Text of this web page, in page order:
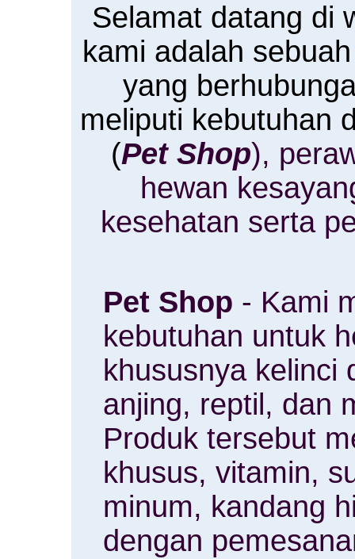
Selamat datang di
kami adalah
yang
meliputi kebutuhan
(Pet Shop),
hewan
kesehatan serta
Pet Shop - Kami
kebutuhan untuk
khususnya kelinci
anjing, reptil, dan
Produk tersebut
khusus, vitamin,
minum, kandang
dengan